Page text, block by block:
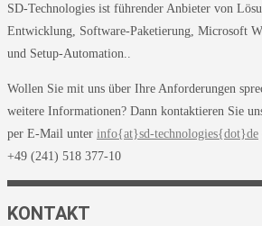
SD-Technologies ist führender Anbieter von
Entwicklung, Software-Paketierung, Microsoft
und Setup-Automation..
Wollen Sie mit uns über Ihre Anforderungen
weitere Informationen? Dann kontaktieren Sie
per E-Mail unter info{at}sd-technologies{dot}de
+49 (241) 518 377-10
KONTAKT